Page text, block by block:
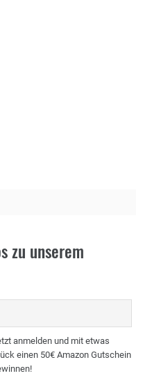
zu unserem
anmelden und mit etwas
einen 50€ Amazon Gutschein